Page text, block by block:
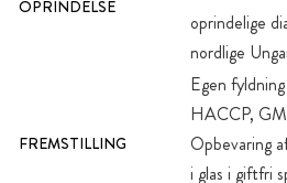
OPRINDELSE
oprindelige
nordlige
FREMSTILLING
Egen
HACCP,
Opbevaring
i glas i giftfri